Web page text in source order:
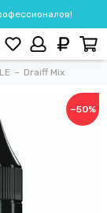
Draiff Mix
−50%